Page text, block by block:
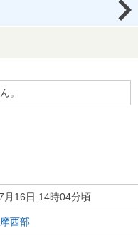
。
月16日 14時04分頃
西部